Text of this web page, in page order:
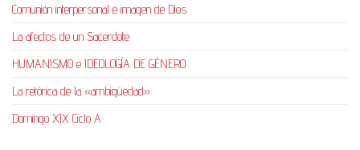
Comunión interpersonal e imagen de Dios
La afectos de un Sacerdote
HUMANISMO e IDEOLOGÍA DE GÉNERO
La retórica de la «ambigüedad»
Domingo XIX Ciclo A